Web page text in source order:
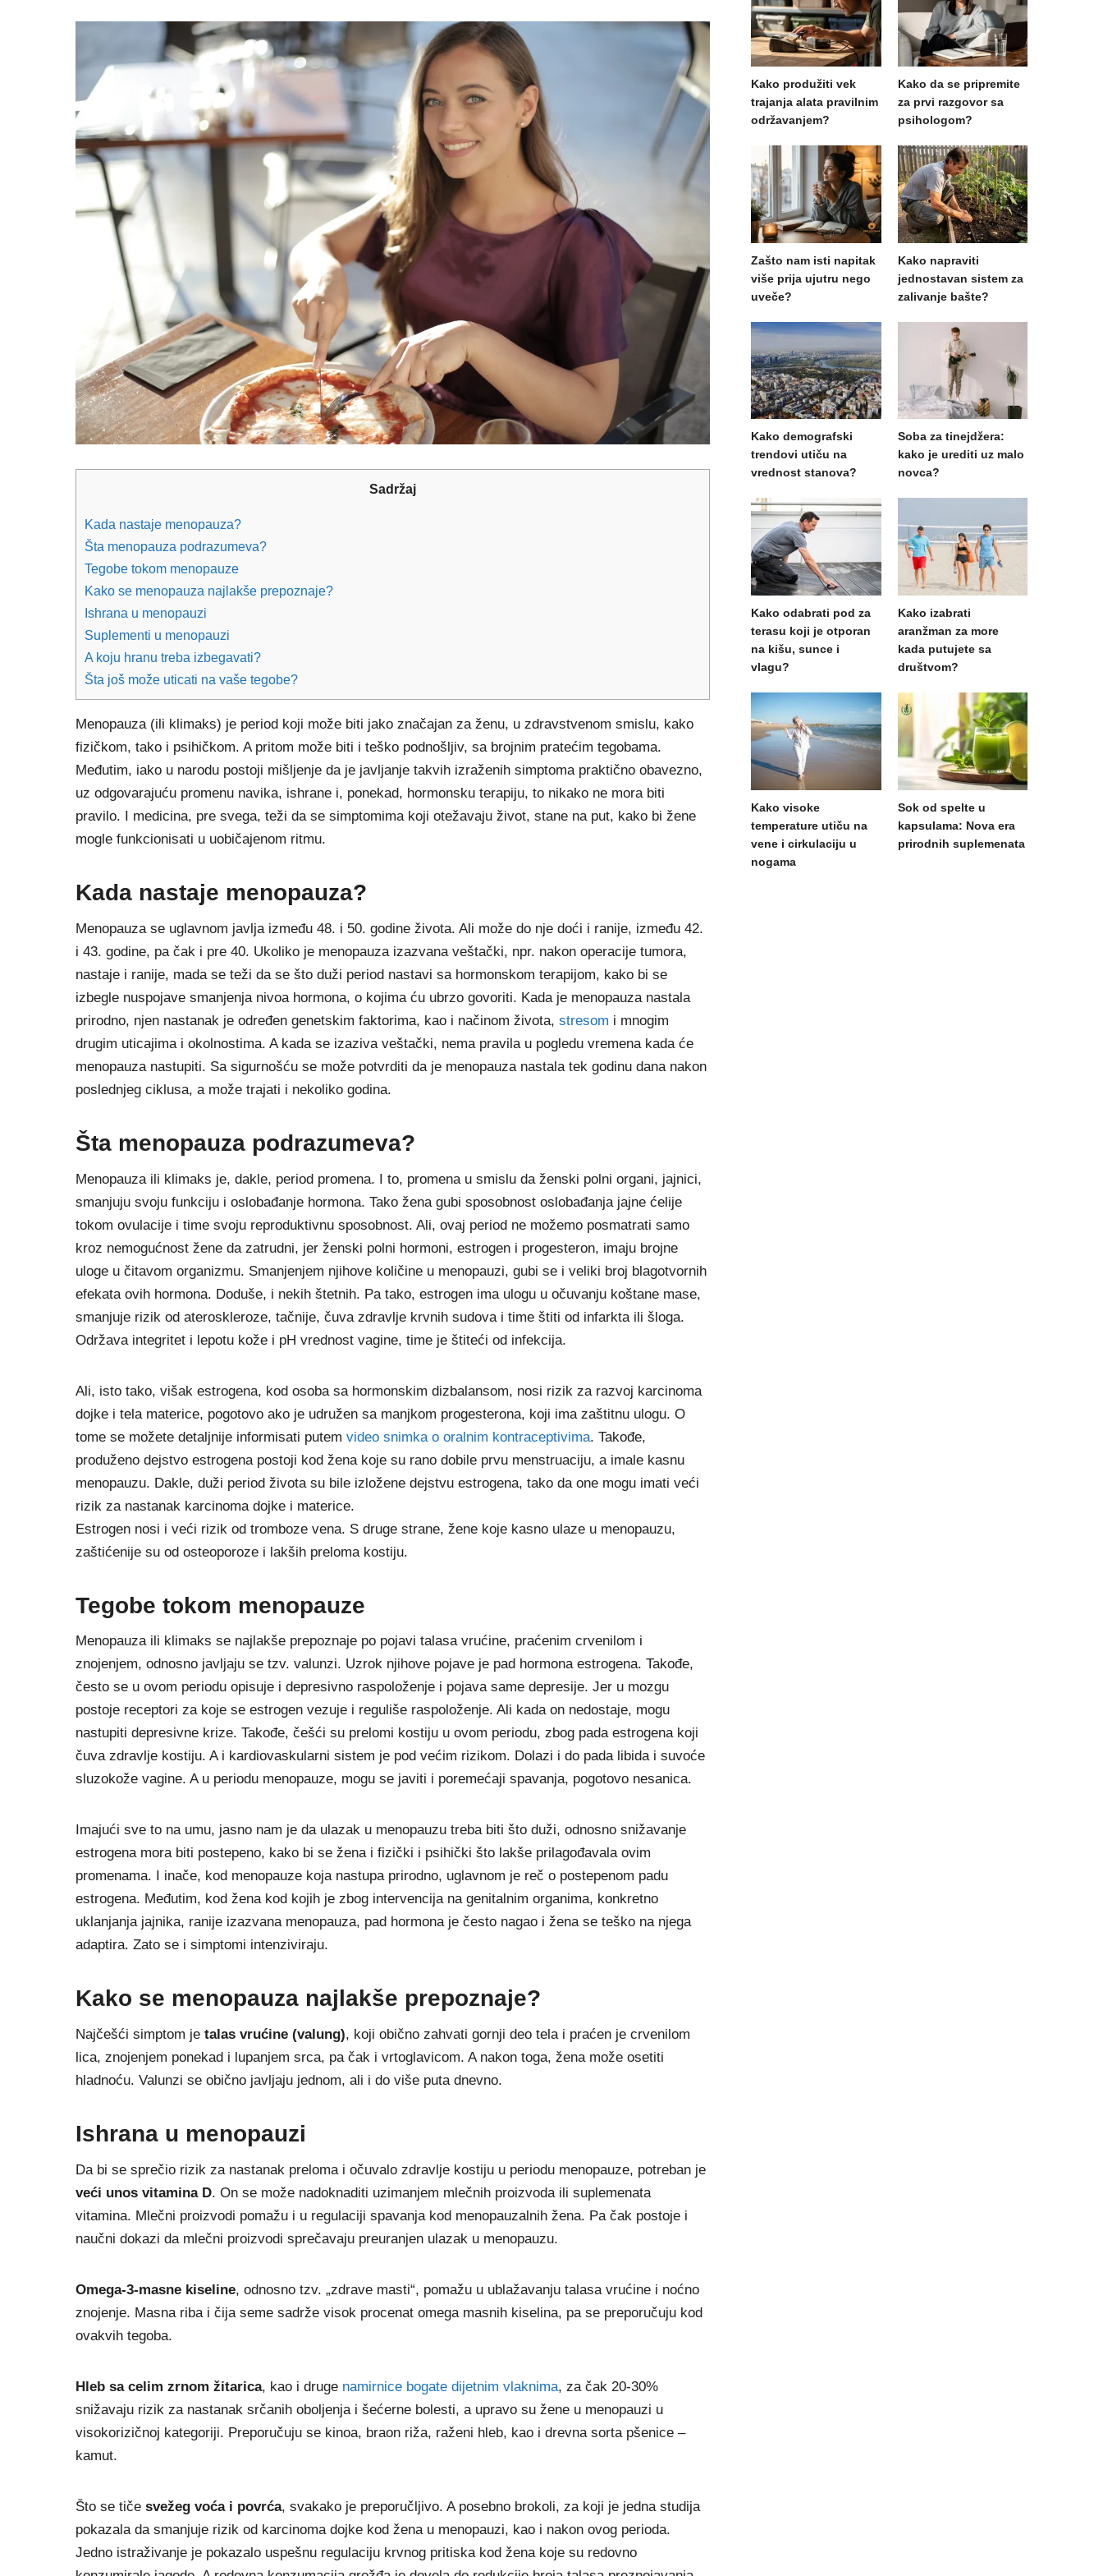
Sadržaj
Kada nastaje menopauza?
Šta menopauza podrazumeva?
Tegobe tokom menopauze
Kako se menopauza najlakše prepoznaje?
Ishrana u menopauzi
Suplementi u menopauzi
A koju hranu treba izbegavati?
Šta još može uticati na vaše tegobe?
Menopauza (ili klimaks) je period koji može biti jako značajan za ženu, u zdravstvenom smislu, kako
fizičkom, tako i psihičkom. A pritom može biti i teško podnošljiv, sa brojnim pratećim tegobama.
Međutim, iako u narodu postoji mišljenje da je javljanje takvih izraženih simptoma praktično obavezno,
uz odgovarajuću promenu navika, ishrane i, ponekad, hormonsku terapiju, to nikako ne mora biti
pravilo. I medicina, pre svega, teži da se simptomima koji otežavaju život, stane na put, kako bi žene
mogle funkcionisati u uobičajenom ritmu.
Kada nastaje menopauza?
Menopauza se uglavnom javlja između 48. i 50. godine života. Ali može do nje doći i ranije, između 42.
i 43. godine, pa čak i pre 40. Ukoliko je menopauza izazvana veštački, npr. nakon operacije tumora,
nastaje i ranije, mada se teži da se što duži period nastavi sa hormonskom terapijom, kako bi se
izbegle nuspojave smanjenja nivoa hormona, o kojima ću ubrzo govoriti. Kada je menopauza nastala
prirodno, njen nastanak je određen genetskim faktorima, kao i načinom života, stresom i mnogim
drugim uticajima i okolnostima. A kada se izaziva veštački, nema pravila u pogledu vremena kada će
menopauza nastupiti. Sa sigurnošću se može potvrditi da je menopauza nastala tek godinu dana nakon
poslednjeg ciklusa, a može trajati i nekoliko godina.
Šta menopauza podrazumeva?
Menopauza ili klimaks je, dakle, period promena. I to, promena u smislu da ženski polni organi, jajnici,
smanjuju svoju funkciju i oslobađanje hormona. Tako žena gubi sposobnost oslobađanja jajne ćelije
tokom ovulacije i time svoju reproduktivnu sposobnost. Ali, ovaj period ne možemo posmatrati samo
kroz nemogućnost žene da zatrudni, jer ženski polni hormoni, estrogen i progesteron, imaju brojne
uloge u čitavom organizmu. Smanjenjem njihove količine u menopauzi, gubi se i veliki broj blagotvornih
efekata ovih hormona. Doduše, i nekih štetnih. Pa tako, estrogen ima ulogu u očuvanju koštane mase,
smanjuje rizik od ateroskleroze, tačnije, čuva zdravlje krvnih sudova i time štiti od infarkta ili šloga.
Održava integritet i lepotu kože i pH vrednost vagine, time je štiteći od infekcija.
Ali, isto tako, višak estrogena, kod osoba sa hormonskim dizbalansom, nosi rizik za razvoj karcinoma
dojke i tela materice, pogotovo ako je udružen sa manjkom progesterona, koji ima zaštitnu ulogu. O
tome se možete detaljnije informisati putem video snimka o oralnim kontraceptivima. Takođe,
produženo dejstvo estrogena postoji kod žena koje su rano dobile prvu menstruaciju, a imale kasnu
menopauzu. Dakle, duži period života su bile izložene dejstvu estrogena, tako da one mogu imati veći
rizik za nastanak karcinoma dojke i materice.
Estrogen nosi i veći rizik od tromboze vena. S druge strane, žene koje kasno ulaze u menopauzu,
zaštićenije su od osteoporoze i lakših preloma kostiju.
Tegobe tokom menopauze
Menopauza ili klimaks se najlakše prepoznaje po pojavi talasa vrućine, praćenim crvenilom i
znojenjem, odnosno javljaju se tzv. valunzi. Uzrok njihove pojave je pad hormona estrogena. Takođe,
često se u ovom periodu opisuje i depresivno raspoloženje i pojava same depresije. Jer u mozgu
postoje receptori za koje se estrogen vezuje i reguliše raspoloženje. Ali kada on nedostaje, mogu
nastupiti depresivne krize. Takođe, češći su prelomi kostiju u ovom periodu, zbog pada estrogena koji
čuva zdravlje kostiju. A i kardiovaskularni sistem je pod većim rizikom. Dolazi i do pada libida i suvoće
sluzokože vagine. A u periodu menopauze, mogu se javiti i poremećaji spavanja, pogotovo nesanica.
Imajući sve to na umu, jasno nam je da ulazak u menopauzu treba biti što duži, odnosno snižavanje
estrogena mora biti postepeno, kako bi se žena i fizički i psihički što lakše prilagođavala ovim
promenama. I inače, kod menopauze koja nastupa prirodno, uglavnom je reč o postepenom padu
estrogena. Međutim, kod žena kod kojih je zbog intervencija na genitalnim organima, konkretno
uklanjanja jajnika, ranije izazvana menopauza, pad hormona je često nagao i žena se teško na njega
adaptira. Zato se i simptomi intenziviraju.
Kako se menopauza najlakše prepoznaje?
Najčešći simptom je talas vrućine (valung), koji obično zahvati gornji deo tela i praćen je crvenilom
lica, znojenjem ponekad i lupanjem srca, pa čak i vrtoglavicom. A nakon toga, žena može osetiti
hladnoću. Valunzi se obično javljaju jednom, ali i do više puta dnevno.
Ishrana u menopauzi
Da bi se sprečio rizik za nastanak preloma i očuvalo zdravlje kostiju u periodu menopauze, potreban je
veći unos vitamina D. On se može nadoknaditi uzimanjem mlečnih proizvoda ili suplemenata
vitamina. Mlečni proizvodi pomažu i u regulaciji spavanja kod menopauzalnih žena. Pa čak postoje i
naučni dokazi da mlečni proizvodi sprečavaju preuranjen ulazak u menopauzu.
Omega-3-masne kiseline, odnosno tzv. „zdrave masti“, pomažu u ublažavanju talasa vrućine i noćno
znojenje. Masna riba i čija seme sadrže visok procenat omega masnih kiselina, pa se preporučuju kod
ovakvih tegoba.
Hleb sa celim zrnom žitarica, kao i druge namirnice bogate dijetnim vlaknima, za čak 20-30%
snižavaju rizik za nastanak srčanih oboljenja i šećerne bolesti, a upravo su žene u menopauzi u
visokorizičnoj kategoriji. Preporučuju se kinoa, braon riža, raženi hleb, kao i drevna sorta pšenice –
kamut.
Što se tiče svežeg voća i povrća, svakako je preporučljivo. A posebno brokoli, za koji je jedna studija
pokazala da smanjuje rizik od karcinoma dojke kod žena u menopauzi, kao i nakon ovog perioda.
Jedno istraživanje je pokazalo uspešnu regulaciju krvnog pritiska kod žena koje su redovno
Kako produžiti vek
trajanja alata pravilnim
održavanjem?
Kako da se pripremite
za prvi razgovor sa
psihologom?
Zašto nam isti napitak
više prija ujutru nego
uveče?
Kako napraviti
jednostavan sistem za
zalivanje bašte?
Kako demografski
trendovi utiču na
vrednost stanova?
Soba za tinejdžera:
kako je urediti uz malo
novca?
Kako odabrati pod za
terasu koji je otporan
na kišu, sunce i
vlagu?
Kako izabrati
aranžman za more
kada putujete sa
društvom?
Kako visoke
temperature utiču na
vene i cirkulaciju u
nogama
Sok od spelte u
kapsulama: Nova era
prirodnih suplemenata